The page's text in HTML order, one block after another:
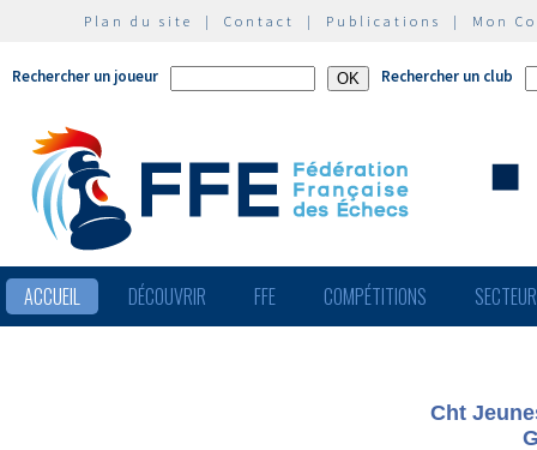
Plan du site | Contact | Publications | Mon
Rechercher un joueur Rechercher un club
ACCUEIL DÉCOUVRIR FFE COMPÉTITIONS
Cht